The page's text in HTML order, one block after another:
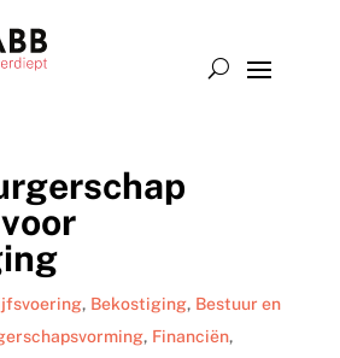
, Bekostiging, Bestuur en
, Financiën,